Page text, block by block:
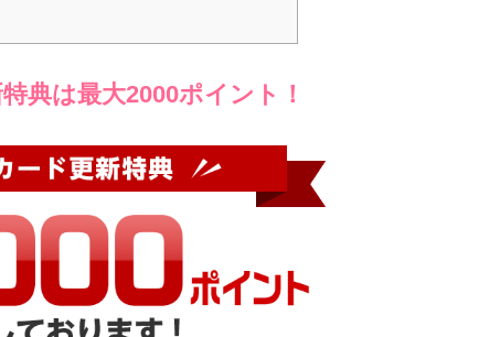
典は最大2000ポイント！